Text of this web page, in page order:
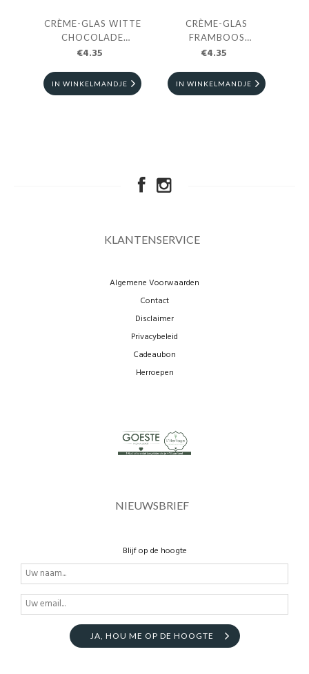
CRÈME-GLAS WITTE
CHOCOLADE
PASSIEVRUCHT
€4.35
IN WINKELMANDJE
CRÈME-GLAS
FRAMBOOS
MERINGUE
€4.35
IN WINKELMANDJE
KLANTENSERVICE
Algemene Voorwaarden
Contact
Disclaimer
Privacybeleid
Cadeaubon
Herroepen
NIEUWSBRIEF
Blijf op de hoogte
JA, HOU ME OP DE HOOGTE